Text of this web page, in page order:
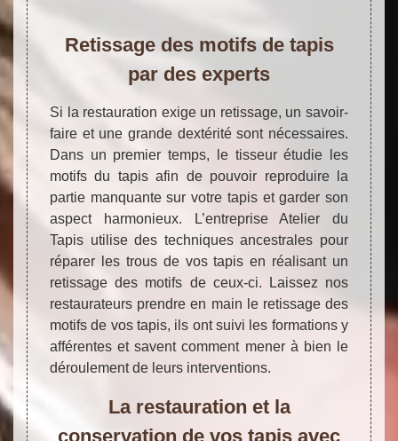
Retissage des motifs de tapis
par des experts
Si la restauration exige un retissage, un savoir-
faire et une grande dextérité sont nécessaires.
Dans un premier temps, le tisseur étudie les
motifs du tapis afin de pouvoir reproduire la
partie manquante sur votre tapis et garder son
aspect harmonieux. L’entreprise Atelier du
Tapis utilise des techniques ancestrales pour
réparer les trous de vos tapis en réalisant un
retissage des motifs de ceux-ci. Laissez nos
restaurateurs prendre en main le retissage des
motifs de vos tapis, ils ont suivi les formations y
afférentes et savent comment mener à bien le
déroulement de leurs interventions.
La restauration et la
conservation de vos tapis avec